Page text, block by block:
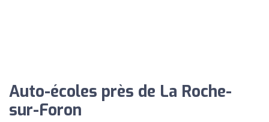
Auto-écoles près de La Roche-
sur-Foron